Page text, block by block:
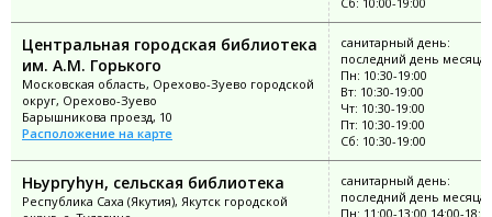
Центральная городская библиотека
им. А.М. Горького
Московская область, Орехово-Зуево городской
округ, Орехово-Зуево
Барышникова проезд, 10
Расположение на карте
санитарный день:
последний день месяца
Пн: 10:30-19:00
Вт: 10:30-19:00
Чт: 10:30-19:00
Пт: 10:30-19:00
Сб: 10:30-19:00
Ньургуhун, сельская библиотека
Республика Саха (Якутия), Якутск городской
санитарный день:
последний день месяца
Пн: 11:00-13:00 14:00-